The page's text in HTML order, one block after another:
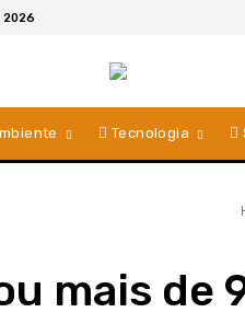
Tecnologia
mais de